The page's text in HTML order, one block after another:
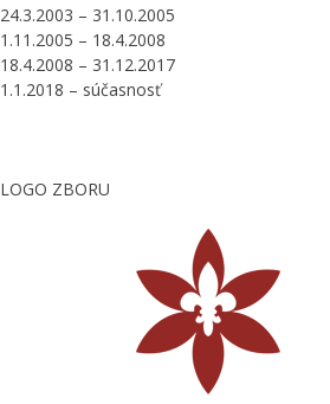
24.3.2003 – 31.10.2005
1.11.2005 – 18.4.2008
18.4.2008 – 31.12.2017
1.1.2018 – súčasnosť
LOGO ZBORU